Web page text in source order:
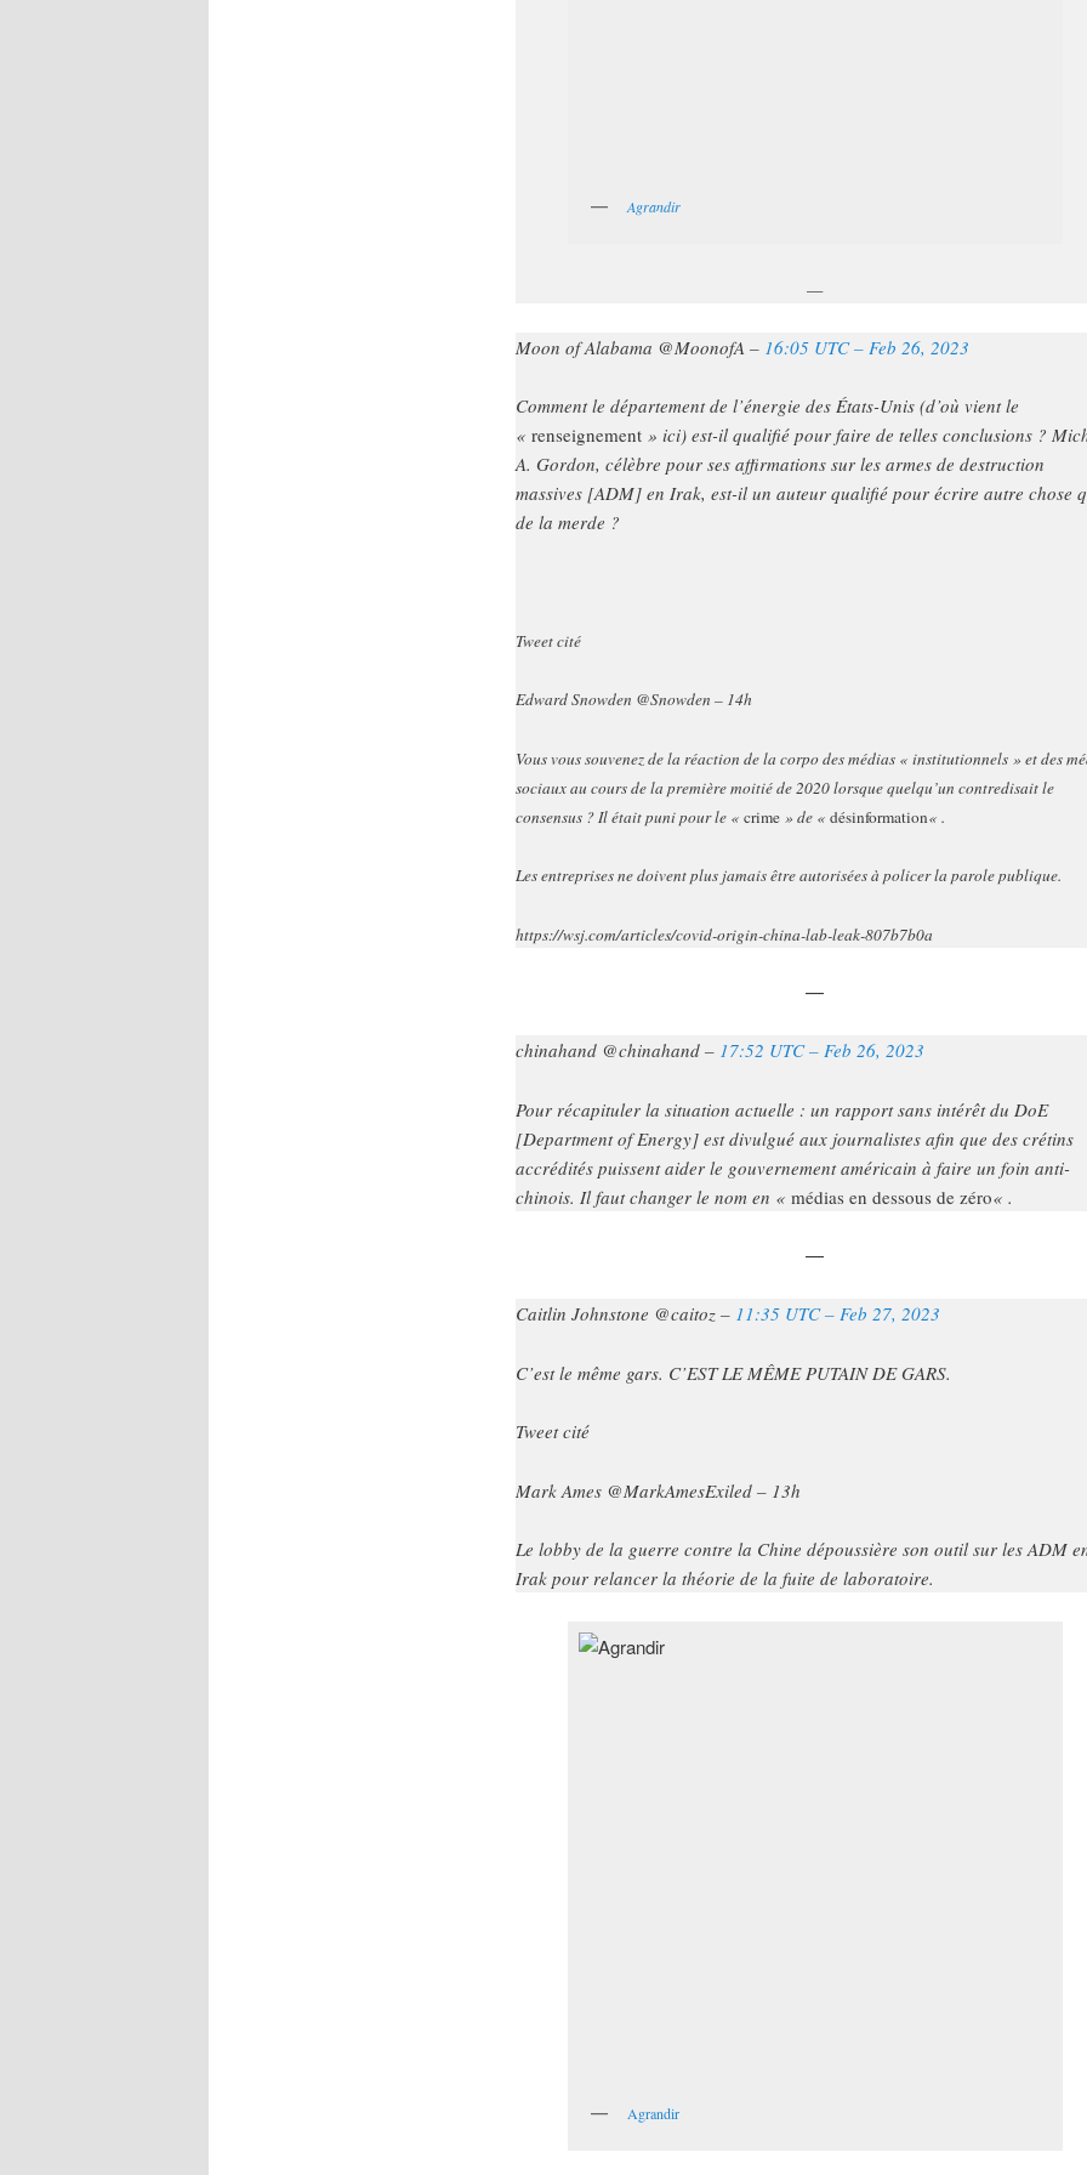
Agrandir
—
Moon of Alabama @MoonofA – 16:05 UTC – Feb 26, 2023
Comment le département de l’énergie des États-Unis (d’où vient le
« renseignement» ici) est-il qualifié pour faire de telles conclusions ?
A. Gordon, célèbre pour ses affirmations sur les armes de destruction
massives [ADM] en Irak, est-il un auteur qualifié pour écrire autre chose
de la merde ?
Tweet cité
Edward Snowden @Snowden – 14h
Vous vous souvenez de la réaction de la corpo des médias « institutionnels » et des
sociaux au cours de la première moitié de 2020 lorsque quelqu’un contredisait le
consensus ? Il était puni pour le « crime» de « désinformation« .
Les entreprises ne doivent plus jamais être autorisées à policer la parole publique.
https://wsj.com/articles/covid-origin-china-lab-leak-807b7b0a
—
chinahand @chinahand – 17:52 UTC – Feb 26, 2023
Pour récapituler la situation actuelle : un rapport sans intérêt du DoE
[Department of Energy] est divulgué aux journalistes afin que des crétins
accrédités puissent aider le gouvernement américain à faire un foin anti-
chinois. Il faut changer le nom en « médias en dessous de zéro« .
—
Caitlin Johnstone @caitoz – 11:35 UTC – Feb 27, 2023
C’est le même gars. C’EST LE MÊME PUTAIN DE GARS.
Tweet cité
Mark Ames @MarkAmesExiled – 13h
Le lobby de la guerre contre la Chine dépoussière son outil sur les ADM
Irak pour relancer la théorie de la fuite de laboratoire.
Agrandir